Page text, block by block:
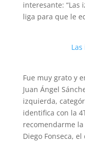
interesante: “Las
liga para que le
Fue muy grato y
Juan Ángel
izquierda,
identifica con la
recomendarme
Diego Fonseca,